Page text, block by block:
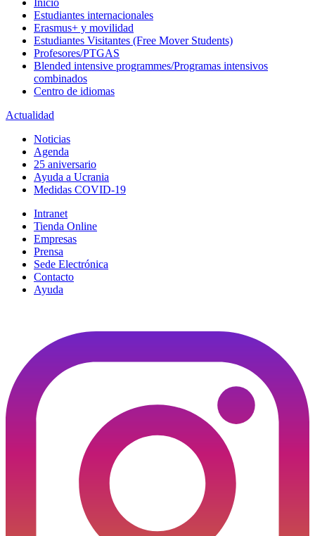
Inicio
Estudiantes internacionales
Erasmus+ y movilidad
Estudiantes Visitantes (Free Mover Students)
Profesores/PTGAS
Blended intensive programmes/Programas intensivos
combinados
Centro de idiomas
Actualidad
Noticias
Agenda
25 aniversario
Ayuda a Ucrania
Medidas COVID-19
Intranet
Tienda Online
Empresas
Prensa
Sede Electrónica
Contacto
Ayuda